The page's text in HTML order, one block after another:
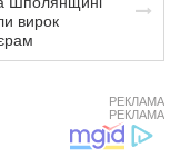
вирок
РЕКЛАМА
РЕКЛАМА